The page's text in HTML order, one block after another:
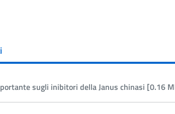
sugli inibitori della Janus chinasi [0.16